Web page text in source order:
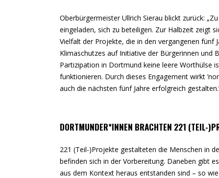
Oberbürgermeister Ullrich Sierau blickt zurück:
eingeladen, sich zu beteiligen. Zur Halbzeit zeigt
Vielfalt der Projekte, die in den vergangenen fünf
Klimaschutzes auf Initiative der Bürgerinnen und
Partizipation in Dortmund keine leere Worthülse
funktionieren. Durch dieses Engagement wirkt
auch die nächsten fünf Jahre erfolgreich
DORTMUNDER*INNEN BRACHTEN 221 (TEIL-
221 (Teil-)Projekte gestalteten die Menschen in
befinden sich in der Vorbereitung. Daneben gibt
aus dem Kontext heraus entstanden sind – so